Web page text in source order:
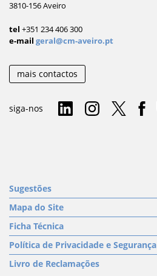
3810-156 Aveiro
tel +351 234 406 300
e-mail geral@cm-aveiro.pt
mais contactos
siga-nos
Sugestões
Mapa do Site
Ficha Técnica
Política de Privacidade e Segurança
Livro de Reclamações